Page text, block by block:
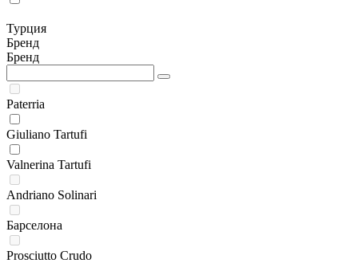
Турция
Бренд
Бренд
Paterria
Giuliano Tartufi
Valnerina Tartufi
Andriano Solinari
Барселона
Prosciutto Crudo